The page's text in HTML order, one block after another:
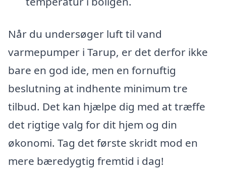
Når du undersøger luft til vand
varmepumper i Tarup, er det derfor ikke
bare en god ide, men en fornuftig
beslutning at indhente minimum tre
tilbud. Det kan hjælpe dig med at træffe
det rigtige valg for dit hjem og din
økonomi. Tag det første skridt mod en
mere bæredygtig fremtid i dag!